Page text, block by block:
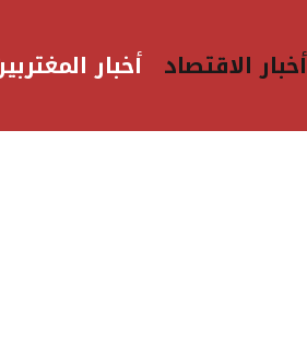
أخبار الاقتصاد أخبار